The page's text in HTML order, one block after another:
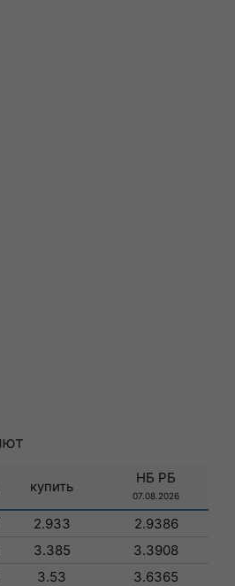
купить
НБ РБ
07.08.2026
2.933
2.9386
3.385
3.3908
3.53
3.6365